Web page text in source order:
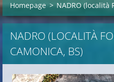
Homepage > NADRO (località
NADRO (LOCALITÀ
CAMONICA, BS)